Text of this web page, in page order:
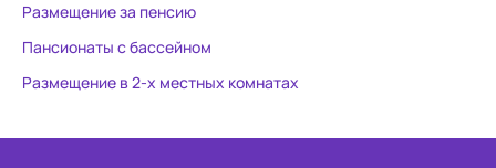
Размещение за пенсию
Пансионаты с бассейном
Размещение в 2-х местных комнатах